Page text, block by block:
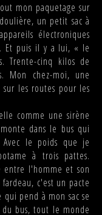
mon paquetage sur
un petit sac à
électroniques
Et puis il y a lui, « le
Trente-cinq kilos de
Mon chez-moi, une
les routes pour les
comme une sirène
dans le bus qui
le poids que je
à trois pattes.
entre l'homme et son
c'est un pacte
qui pend à mon sac se
du bus, tout le monde